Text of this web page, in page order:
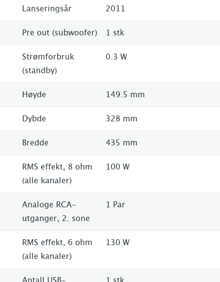
Lanseringsår 2011
Pre out (subwoofer) 1 stk
Strømforbruk
(standby)
0.3 W
Høyde 149.5 mm
Dybde 328 mm
Bredde 435 mm
RMS effekt, 8 ohm
(alle kanaler)
100 W
Analoge RCA-
utganger, 2. sone
1 Par
RMS effekt, 6 ohm
(alle kanaler)
130 W